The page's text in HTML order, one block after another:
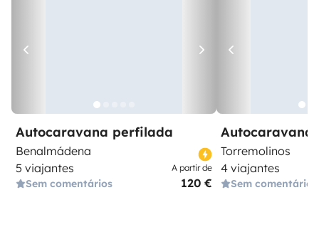
Autocaravana perfilada
Benalmádena
5 viajantes
Sem comentários
A partir de
120 €
Torremolinos
4 viajantes
Sem comentários